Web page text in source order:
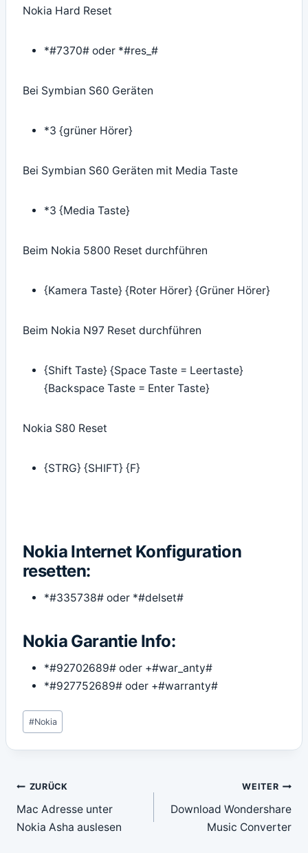
Nokia Hard Reset
*#7370# oder *#res_#
Bei Symbian S60 Geräten
*3 {grüner Hörer}
Bei Symbian S60 Geräten mit Media Taste
*3 {Media Taste}
Beim Nokia 5800 Reset durchführen
{Kamera Taste} {Roter Hörer} {Grüner Hörer}
Beim Nokia N97 Reset durchführen
{Shift Taste} {Space Taste = Leertaste}
{Backspace Taste = Enter Taste}
Nokia S80 Reset
{STRG} {SHIFT} {F}
Nokia Internet Konfiguration
resetten:
*#335738# oder *#delset#
Nokia Garantie Info:
*#92702689# oder +#war_anty#
*#927752689# oder +#warranty#
Schlagworte:
#Nokia
Beitragsnavigation
ZURÜCK
Mac Adresse unter
Nokia Asha auslesen
WEITER
Download Wondershare
Music Converter